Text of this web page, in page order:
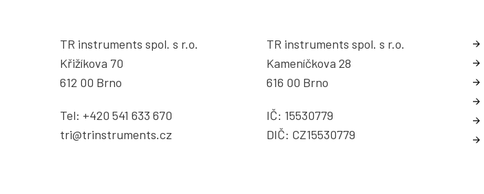
TR instruments spol. s r.o.
Křižíkova 70
612 00 Brno
Tel: +420 541 633 670
tri@trinstruments.cz
TR instruments spol. s r.o.
Kameníčkova 28
616 00 Brno
IČ: 15530779
DIČ: CZ15530779